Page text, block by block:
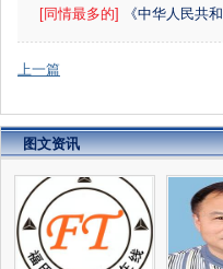
例》
[同情最多的]
《中华人民共
例》
上一篇
图文资讯